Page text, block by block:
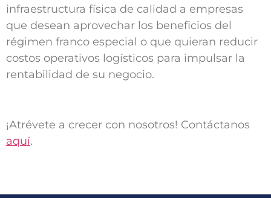
infraestructura física de calidad a empresas
que desean aprovechar los beneficios del
régimen franco especial o que quieran reducir
costos operativos logísticos para impulsar la
rentabilidad de su negocio.
¡Atrévete a crecer con nosotros! Contáctanos
aquí.